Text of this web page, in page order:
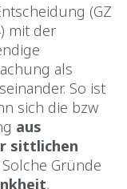
(GZ
mit der
als
So ist
sich die bzw
aus
sittlichen
Solche Gründe
,